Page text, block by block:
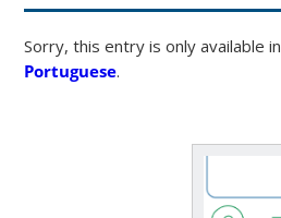
Sorry, this entry is only available in
Portuguese.